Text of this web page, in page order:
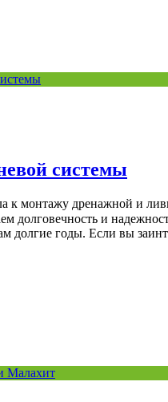
системы
к монтажу дренажной и
долговечность и
долгие годы. Если вы